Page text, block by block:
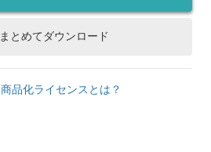
まとめてダウンロード
商品化ライセンスとは？